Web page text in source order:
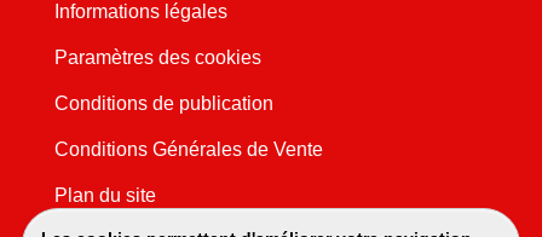
Informations légales
Paramètres des cookies
Conditions de publication
Conditions Générales de Vente
Plan du site